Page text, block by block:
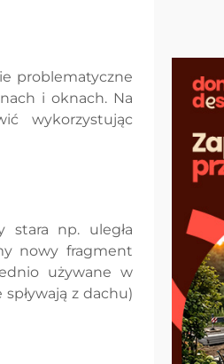
problematyczne
i oknach. Na
wykorzystując
np. uległa
nowy fragment
używane w
z dachu)